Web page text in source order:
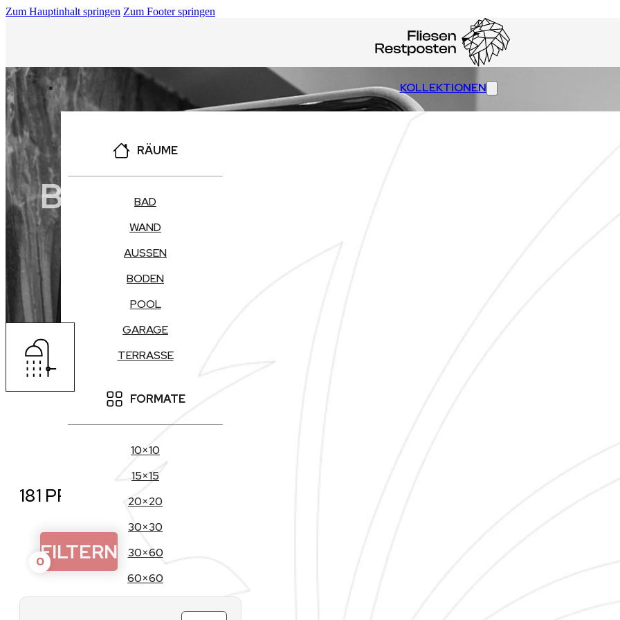
Zum Hauptinhalt springen Zum Footer springen
KOLLEKTIONEN
RÄUME
BAD
WAND
AUSSEN
BODEN
POOL
GARAGE
TERRASSE
FORMATE
10×10
15×15
20×20
30×30
30×60
60×60
BAD FLIESEN RESTPOSTEN
181 PRODUKTE
FILTERN
0